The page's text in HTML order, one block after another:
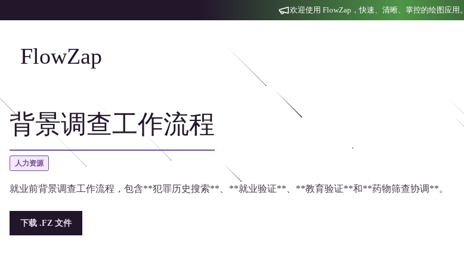
欢迎使用 FlowZap，快速、清晰、掌控的绘图应用。
FlowZap
背景调查工作流程
人力资源
就业前背景调查工作流程，包含**犯罪历史搜索**、**就业验证**、**教育验证**和**药物筛查协调**。
下载 .FZ 文件